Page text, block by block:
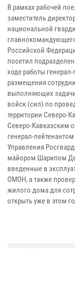
В рамках рабочей
заместитель
национальной
Российской
посетил
ходе работы
размещения
выполняющих
войск (сил) по
территории Северо-
Северо-Кавказским
генерал-
Управления
майором Шарипом
введенные в
ОМОН, а также
жилого дома для
открыть уже в этом